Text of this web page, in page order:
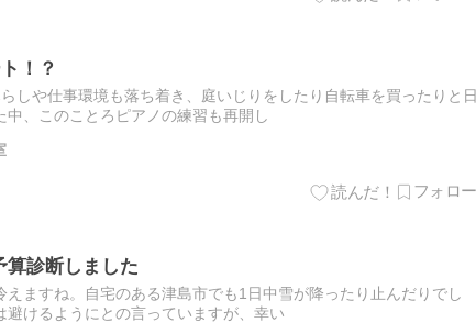
！？
しや仕事環境も落ち着き、庭いじりをしたり自転車を買ったりと日
、このことろピアノの練習も再開し
算診断しました
ますね。自宅のある津島市でも1日中雪が降ったり止んだりでし
けるようにとの言っていますが、幸い